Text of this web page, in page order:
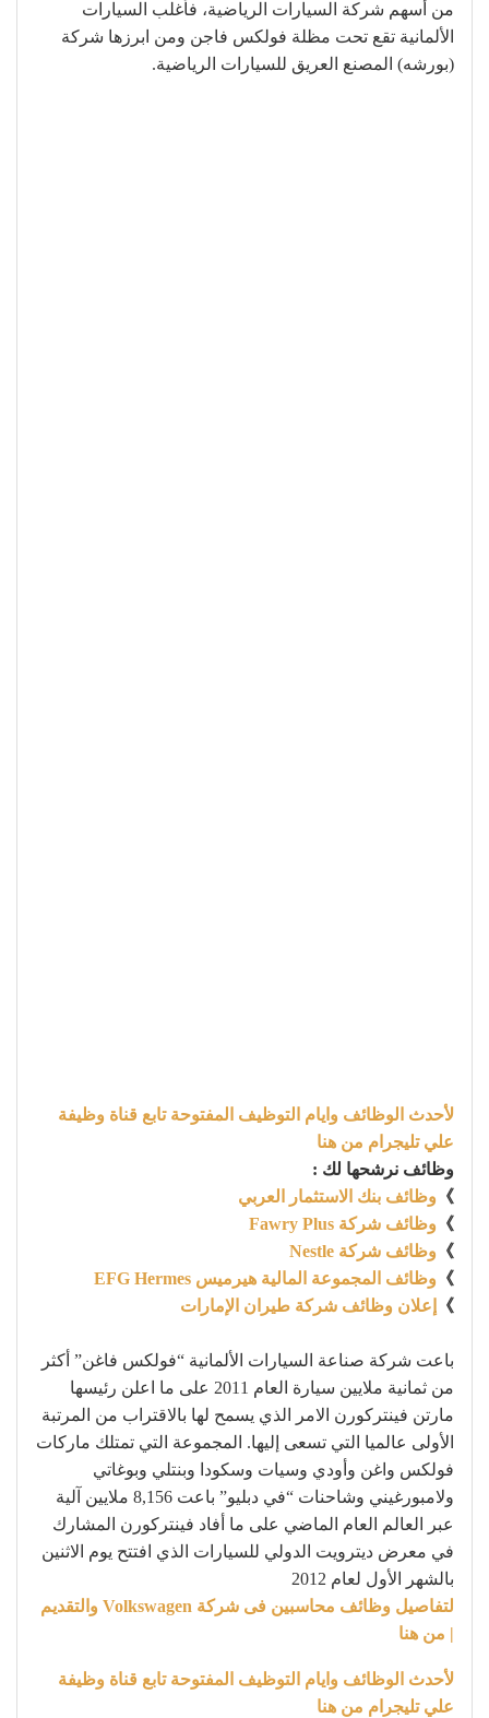
من أسهم شركة السيارات الرياضية، فأغلب السيارات
الألمانية تقع تحت مظلة فولكس فاجن ومن ابرزها شركة
(بورشه) المصنع العريق للسيارات الرياضية.
لأحدث الوظائف وايام التوظيف المفتوحة تابع قناة وظيفة
علي تليجرام من هنا
وظائف نرشحها لك :
》 وظائف بنك الاستثمار العربي
》 وظائف شركة Fawry Plus
》 وظائف شركة Nestle
》 وظائف المجموعة المالية هيرميس EFG Hermes
》
إعلان وظائف شركة طيران الإمارات
باعت شركة صناعة السيارات الألمانية “فولكس فاغن” أكثر
من ثمانية ملايين سيارة العام 2011 على ما اعلن رئيسها
مارتن فينتركورن الامر الذي يسمح لها بالاقتراب من المرتبة
الأولى عالميا التي تسعى إليها. المجموعة التي تمتلك ماركات
فولكس واغن وأودي وسيات وسكودا وبنتلي وبوغاتي
ولامبورغيني وشاحنات “في دبليو” باعت 8,156 ملايين آلية
عبر العالم العام الماضي على ما أفاد فينتركورن المشارك
في معرض ديترويت الدولي للسيارات الذي افتتح يوم الاثنين
بالشهر الأول لعام 2012
لتفاصيل وظائف محاسبين فى شركة Volkswagen والتقديم
| من هنا
لأحدث الوظائف وايام التوظيف المفتوحة تابع قناة وظيفة
علي تليجرام من هنا